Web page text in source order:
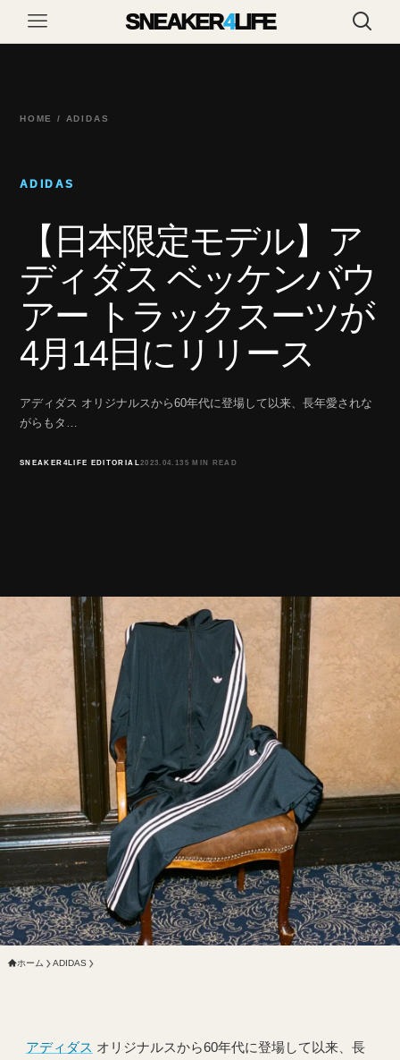
SNEAKER4LIFE
HOME / ADIDAS
ADIDAS
【日本限定モデル】ア
ディダス ベッケンバウ
アー トラックスーツが
4月14日にリリース
アディダス オリジナルスから60年代に登場して以来、長年愛されな
がらもタ…
SNEAKER4LIFE EDITORIAL2023.04.13 5 MIN READ
ホーム ADIDAS
アディダス オリジナルスから60年代に登場して以来、長